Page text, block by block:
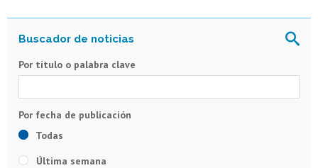
Por título o palabra clave
Todas
Última semana